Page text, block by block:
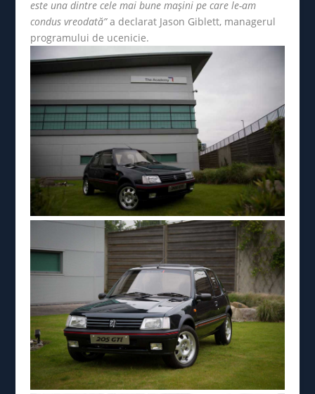
este una dintre cele mai bune mașini pe care le-am
condus vreodată”a declarat Jason Giblett, managerul
programului de ucenicie.